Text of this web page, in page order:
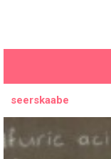
seerskaabe